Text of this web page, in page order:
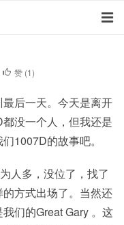
赞 (1)
后一天。今天是离开
没一个人，但我还是
1007D的故事吧。
人多，没位了，找了
方式出场了。当然还
们的Great Gary 。这